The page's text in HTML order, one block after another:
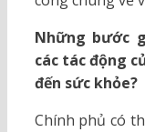
Những bước
các tác động
đến sức khỏe?
Chính phủ có